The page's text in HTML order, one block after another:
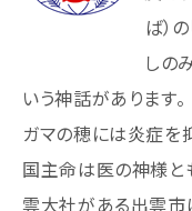
ば）
しの
いう神話があります。
ガマの穂には炎症を
国主命は医の神様と
雲大社がある出雲市